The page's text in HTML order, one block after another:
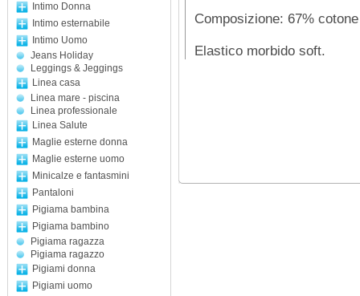
Intimo Donna
Intimo esternabile
Intimo Uomo
Jeans Holiday
Leggings & Jeggings
Linea casa
Linea mare - piscina
Linea professionale
Linea Salute
Maglie esterne donna
Maglie esterne uomo
Minicalze e fantasmini
Pantaloni
Pigiama bambina
Pigiama bambino
Pigiama ragazza
Pigiama ragazzo
Pigiami donna
Pigiami uomo
Composizione: 67%
Elastico morbido soft.